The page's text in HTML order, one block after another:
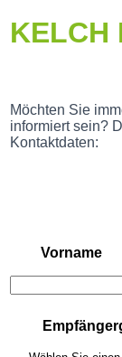
KELCH
Möchten Sie
informiert sein?
Kontaktdaten:
Vorname